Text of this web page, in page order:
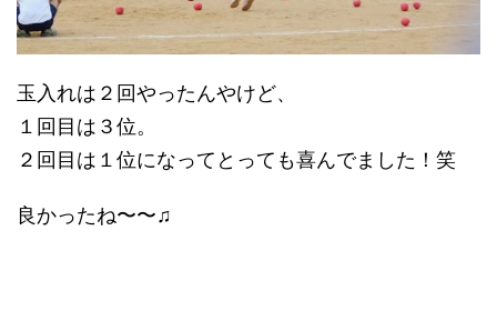
玉入れは２回やったんやけど、
１回目は３位。
２回目は１位になってとっても喜んでました！笑
良かったね〜〜♫